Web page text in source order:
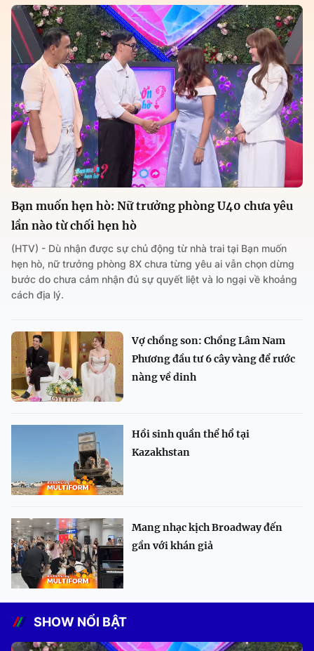
Bạn muốn hẹn hò: Nữ trưởng phòng U40 chưa yêu
lần nào từ chối hẹn hò
(HTV) - Dù nhận được sự chủ động từ nhà trai tại Bạn muốn
hẹn hò, nữ trưởng phòng 8X chưa từng yêu ai vẫn chọn dừng
bước do chưa cảm nhận đủ sự quyết liệt và lo ngại về khoảng
cách địa lý.
Vợ chồng son: Chồng Lâm Nam
Phương đầu tư 6 cây vàng để rước
nàng về dinh
Hồi sinh quần thể hổ tại
Kazakhstan
Mang nhạc kịch Broadway đến
gần với khán giả
SHOW NỔI BẬT